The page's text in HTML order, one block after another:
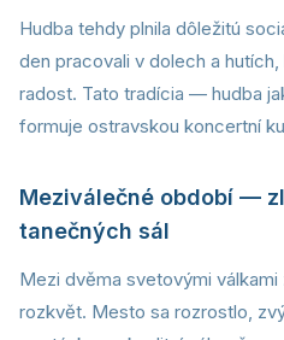
Hudba tehdy plnila dôležitú
den pracovali v dolech a hutích,
radost. Tato tradícia — hudba
formuje ostravskou koncertní
Meziválečné období —
tanečných sál
Mezi dvěma svetovými válkami
rozkvět. Mesto sa rozrostlo,